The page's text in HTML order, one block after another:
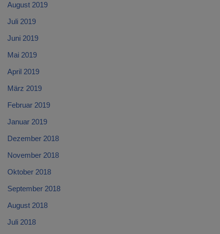
August 2019
Juli 2019
Juni 2019
Mai 2019
April 2019
März 2019
Februar 2019
Januar 2019
Dezember 2018
November 2018
Oktober 2018
September 2018
August 2018
Juli 2018